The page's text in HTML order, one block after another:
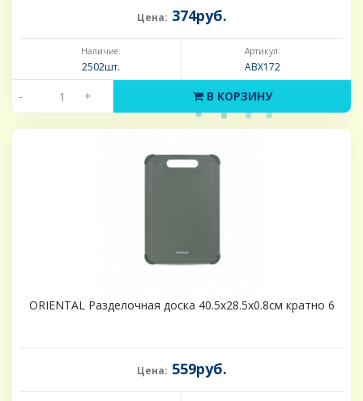
Цена: 374руб.
Наличие:
2502шт.
Артикул:
ABX172
- + В КОРЗИНУ
ORIENTAL Разделочная доска 40.5x28.5x0.8см кратно 6
Цена: 559руб.